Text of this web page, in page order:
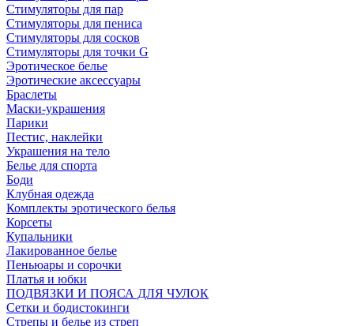
Стимуляторы для пар
Стимуляторы для пениса
Стимуляторы для сосков
Стимуляторы для точки G
Эротическое белье
Эротические аксессуары
Браслеты
Маски-украшения
Парики
Пестис, наклейки
Украшения на тело
Белье для спорта
Боди
Клубная одежда
Комплекты эротического белья
Корсеты
Купальники
Лакированное белье
Пеньюары и сорочки
Платья и юбки
ПОДВЯЗКИ И ПОЯСА ДЛЯ ЧУЛОК
Сетки и бодистокинги
Стрепы и белье из стреп